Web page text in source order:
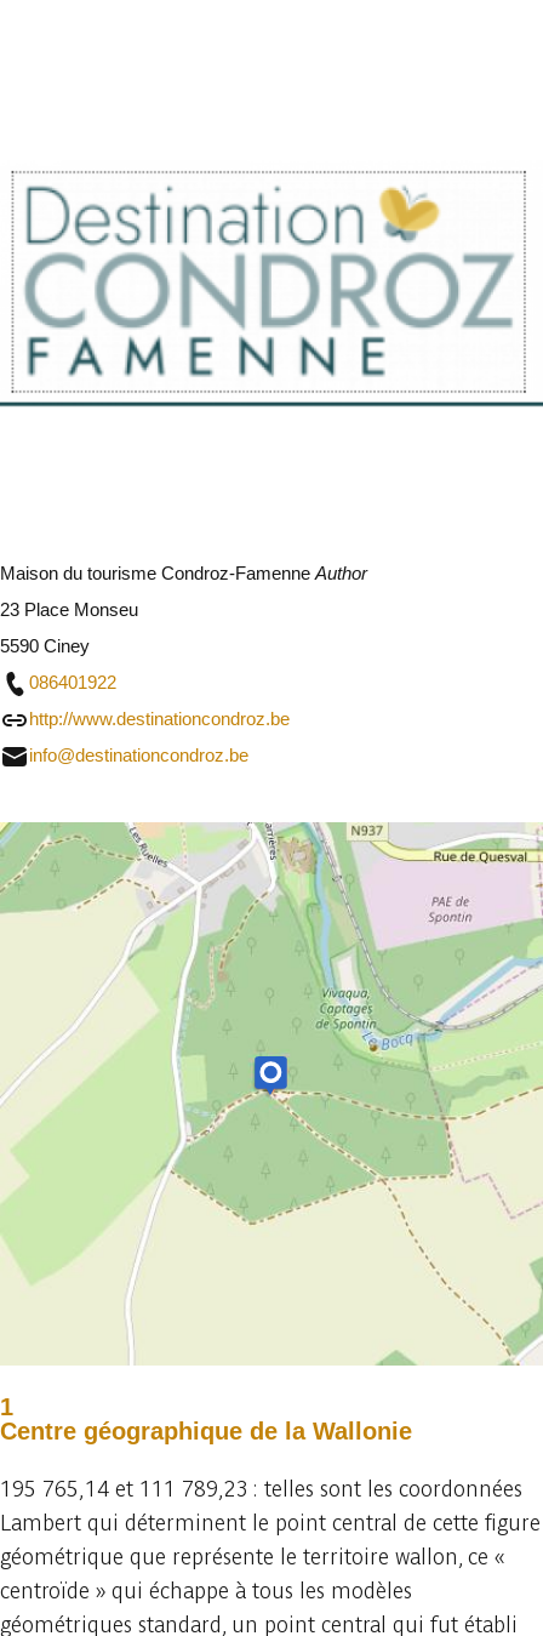
Maison du tourisme Condroz-Famenne Author
23 Place Monseu
5590 Ciney
086401922
http://www.destinationcondroz.be
info@destinationcondroz.be
1
Centre géographique de la Wallonie
195 765,14 et 111 789,23 : telles sont les coordonnées
Lambert qui déterminent le point central de cette figure
géométrique que représente le territoire wallon, ce «
centroïde » qui échappe à tous les modèles
géométriques standard, un point central qui fut établi